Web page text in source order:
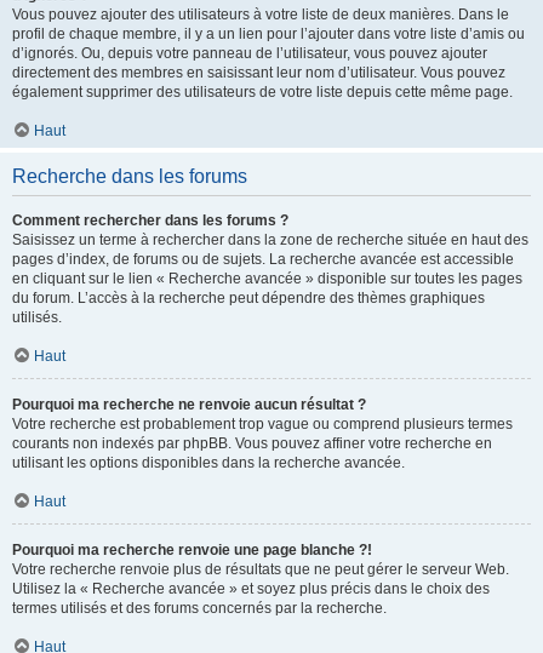
Vous pouvez ajouter des utilisateurs à votre liste de deux manières. Dans le
profil de chaque membre, il y a un lien pour l’ajouter dans votre liste d’amis ou
d’ignorés. Ou, depuis votre panneau de l’utilisateur, vous pouvez ajouter
directement des membres en saisissant leur nom d’utilisateur. Vous pouvez
également supprimer des utilisateurs de votre liste depuis cette même page.
Haut
Recherche dans les forums
Comment rechercher dans les forums ?
Saisissez un terme à rechercher dans la zone de recherche située en haut des
pages d’index, de forums ou de sujets. La recherche avancée est accessible
en cliquant sur le lien « Recherche avancée » disponible sur toutes les pages
du forum. L’accès à la recherche peut dépendre des thèmes graphiques
utilisés.
Haut
Pourquoi ma recherche ne renvoie aucun résultat ?
Votre recherche est probablement trop vague ou comprend plusieurs termes
courants non indexés par phpBB. Vous pouvez affiner votre recherche en
utilisant les options disponibles dans la recherche avancée.
Haut
Pourquoi ma recherche renvoie une page blanche ?!
Votre recherche renvoie plus de résultats que ne peut gérer le serveur Web.
Utilisez la « Recherche avancée » et soyez plus précis dans le choix des
termes utilisés et des forums concernés par la recherche.
Haut